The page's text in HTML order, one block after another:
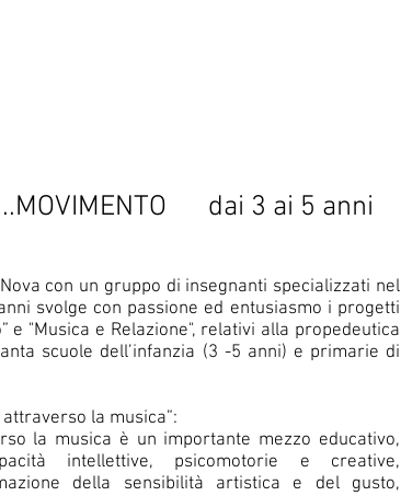
dai 3 ai 5 anni
Nova con un gruppo di insegnanti specializzati nel
svolge con passione ed entusiasmo i progetti
e "Musica e Relazione", relativi alla propedeutica
scuole dell’infanzia (3 -5 anni) e primarie di
la musica”:
la musica è un importante mezzo educativo,
intellettive, psicomotorie e creative,
della sensibilità artistica e del gusto,